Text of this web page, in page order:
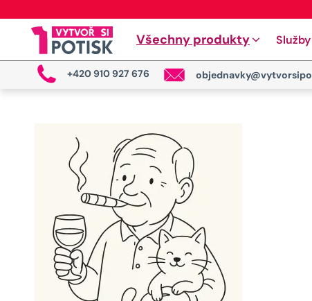
Všechny produkty Služby
+420 910 927 676